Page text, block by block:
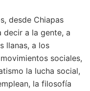
desde Chiapas
decir a la gente, a
llanas, a los
sociales,
la lucha social,
la filosofía